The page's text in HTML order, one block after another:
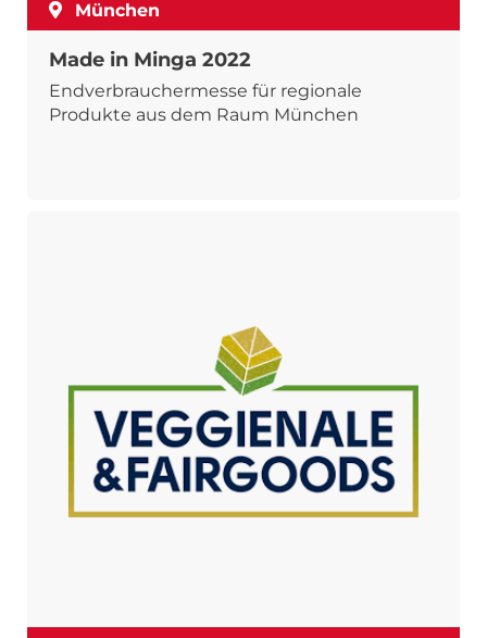
München
Made in Minga 2022
Endverbrauchermesse für regionale
Produkte aus dem Raum München